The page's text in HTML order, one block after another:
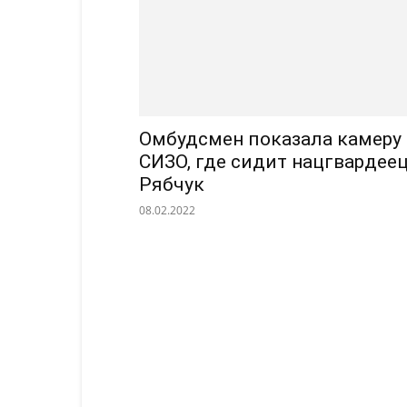
Омбудсмен показала камеру
СИЗО, где сидит нацгвардеец
Рябчук
08.02.2022